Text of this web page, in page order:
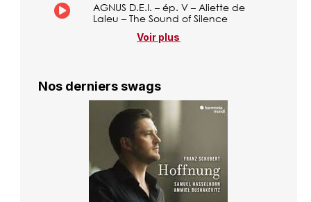
AGNUS D.E.I. – ép. V – Aliette de
Laleu – The Sound of Silence
Voir plus
Nos derniers swags